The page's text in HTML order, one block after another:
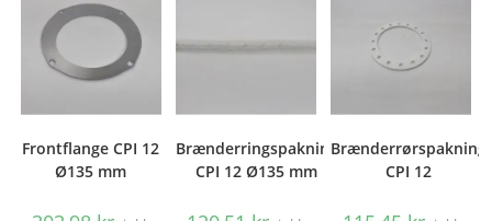
Frontflange CPI 12
Ø135 mm
Brænderringspakning
CPI 12 Ø135 mm
Brænderrørspakning
CPI 12